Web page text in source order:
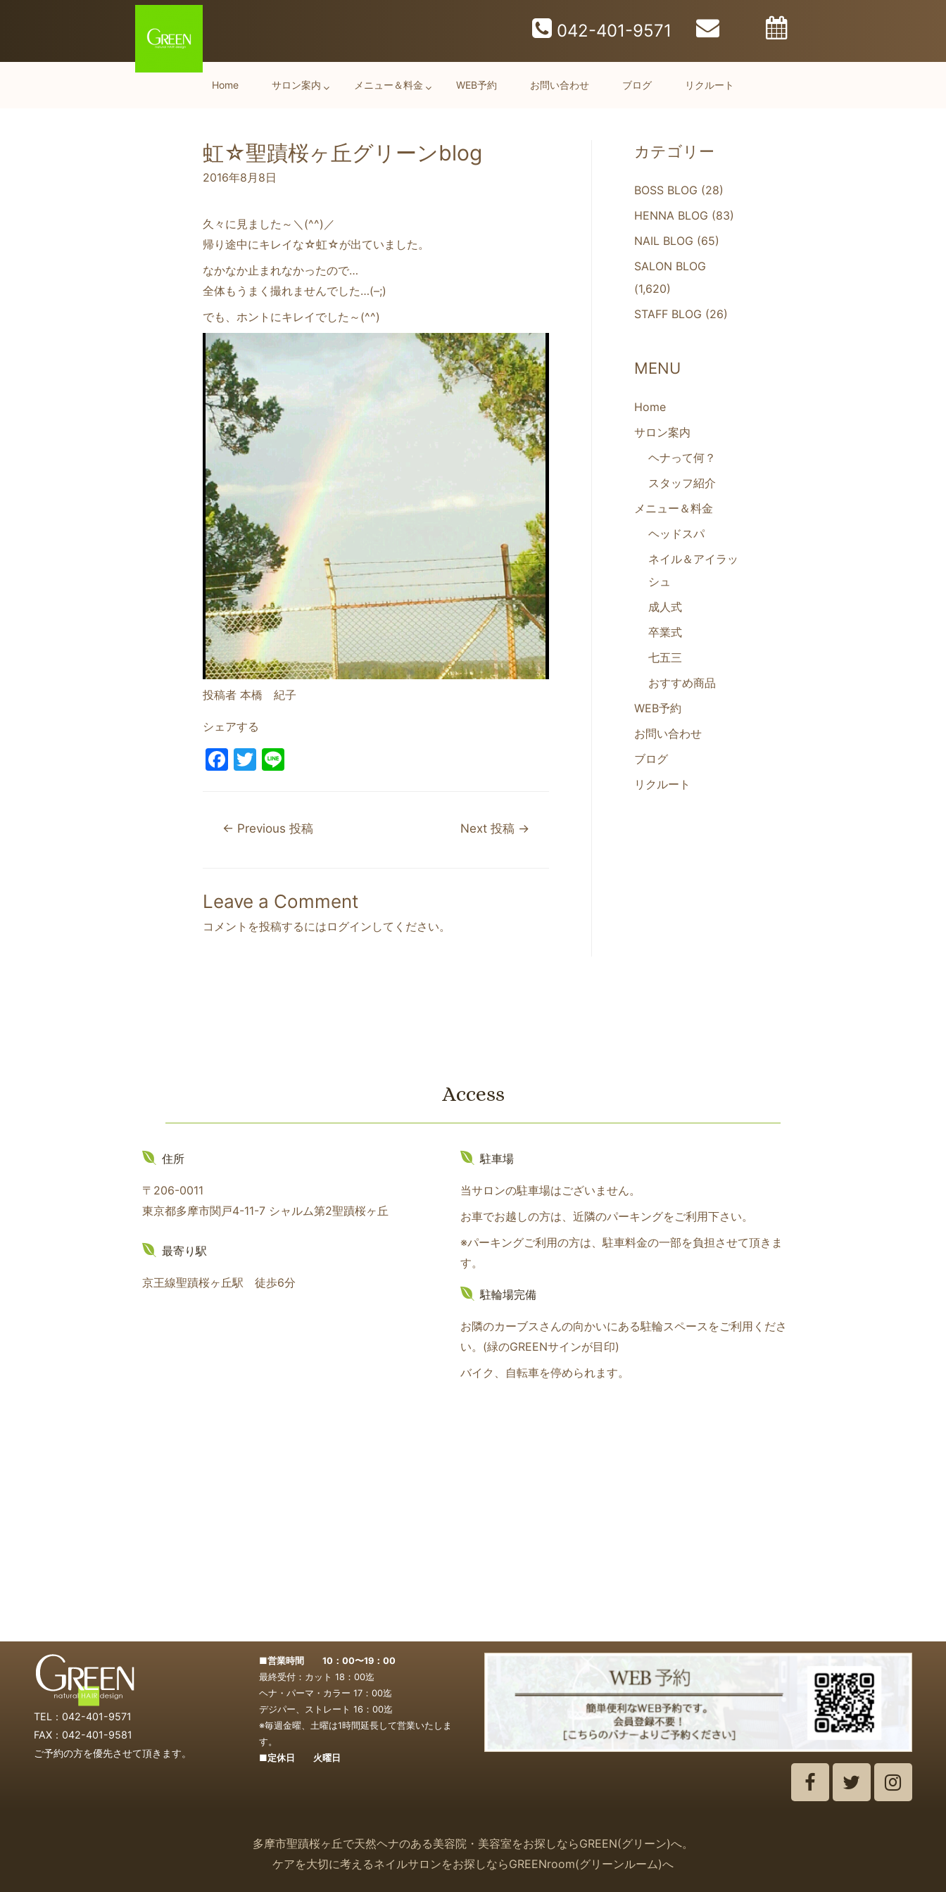
042-401-9571
Home サロン案内 メニュー＆料金 WEB予約 お問い合わせ ブログ リクルート
虹☆聖蹟桜ヶ丘グリーンblog
2016年8月8日
久々に見ました～＼(^^)／
帰り途中にキレイな☆虹☆が出ていました。
なかなか止まれなかったので…
全体もうまく撮れませんでした…(–;)
でも、ホントにキレイでした～(^^)
投稿者 本橋 紀子
シェアする
F
e
o
k
T
er
← Previous 投稿 Next 投稿 →
Leave a Comment
コメントを投稿するには ログイン してください。
カテゴリー
BOSS BLOG (28)
HENNA BLOG (83)
NAIL BLOG (65)
SALON BLOG
(1,620)
STAFF BLOG (26)
MENU
Home
サロン案内
ヘナって何？
スタッフ紹介
メニュー＆料金
ヘッドスパ
ネイル＆アイラッ
シュ
成人式
卒業式
七五三
おすすめ商品
WEB予約
お問い合わせ
ブログ
リクルート
Access
住所
〒206-0011
東京都多摩市関戸4-11-7 シャルム第2聖蹟桜ヶ丘
最寄り駅
京王線聖蹟桜ヶ丘駅 徒歩6分
駐車場
当サロンの駐車場はございません。
お車でお越しの方は、近隣のパーキングをご利用下さい。
※パーキングご利用の方は、駐車料金の一部を負担させて頂きま
す。
駐輪場完備
お隣のカーブスさんの向かいにある駐輪スペースをご利用くださ
い。(緑のGREENサインが目印)
バイク、自転車を停められます。
TEL：042-401-9571
FAX：042-401-9581
ご予約の方を優先させて頂きます。
■営業時間 10：00〜19：00
最終受付：カット 18：00迄
ヘナ・パーマ・カラー 17：00迄
デジパー、ストレート 16：00迄
※毎週金曜、土曜は1時間延長して営業いたしま
す。
■定休日 火曜日
多摩市聖蹟桜ヶ丘で天然ヘナのある美容院・美容室をお探しならGREEN(グリーン)へ。
ケアを大切に考えるネイルサロンをお探しならGREENroom(グリーンルーム)へ